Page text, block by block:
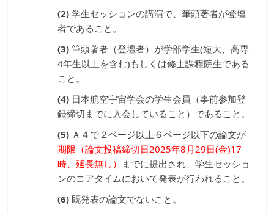
学生セッションの講演で、筆頭著者が登壇
者であること。
筆頭著者（登壇者）が学部学生(短大、高専
4年生以上を含む)もしくは修士課程院生である
こと。
日本航空宇宙学会の学生会員（事前参加登
録締切までに入会していること）であること。
Ａ４で２ページ以上６ページ以下の論文が
期限（論文投稿締切日2025年8月29日(金)17
時、延長無し） までに提出され、学生セッショ
ンのコアタイムにおいて発表が行われること。
既発表の論文でないこと。